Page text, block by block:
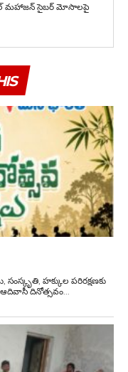
మోసాలపై
భారత్, ప్రత్యేక కథనం: ప్రపంచ ఆదివాసీ దినోత్సవం...